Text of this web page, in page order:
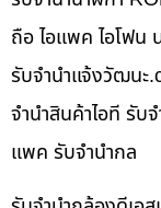
ถือ ไอแพค ไอโฟน
รับจํานําแจ้งวัฒนะ
จำนำสินค้าไอที รับ
แพค รับจำนำกล